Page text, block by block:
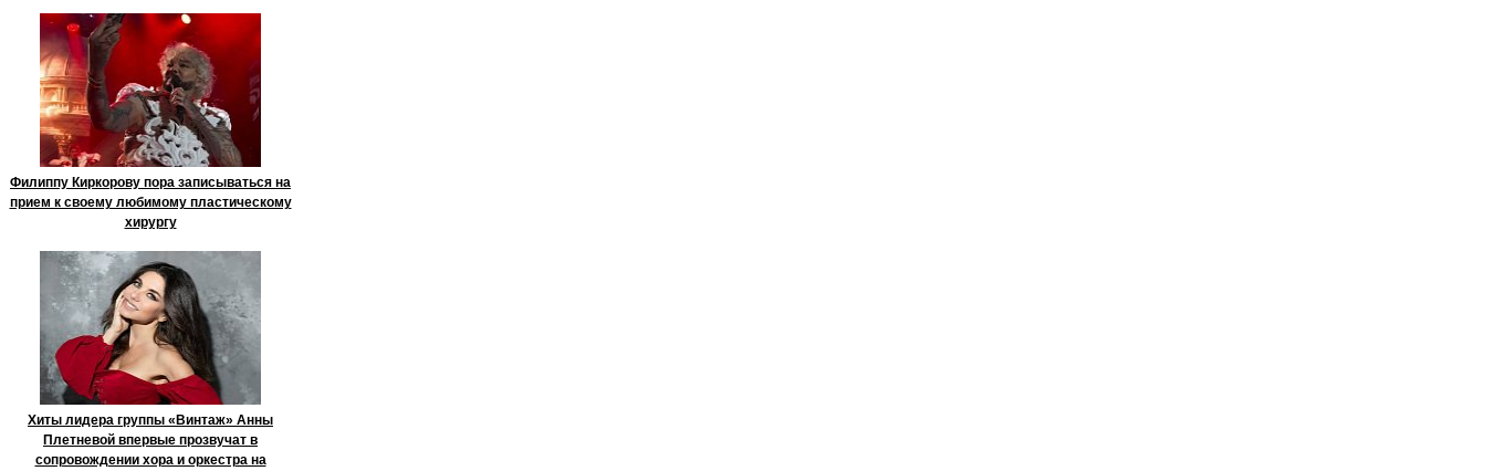
Филиппу Киркорову пора записываться на
прием к своему любимому пластическому
хирургу
Хиты лидера группы «Винтаж» Анны
Плетневой впервые прозвучат в
сопровождении хора и оркестра на